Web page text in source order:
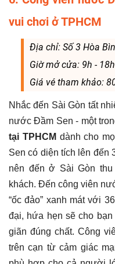
vui chơi ở TPHCM
Địa chỉ: Số 3 Hòa
Giờ mở cửa: 9h -
Giá vé tham khảo:
Nhắc đến Sài Gòn tất
nước Đầm Sen - một
tại TPHCM dành cho
Sen có diện tích lên đến
nên đến ở Sài Gòn
khách. Đến công viên
“ốc đảo” xanh mát với
đại, hứa hẹn sẽ cho
giãn đúng chất. Công
trên cạn từ cảm giác